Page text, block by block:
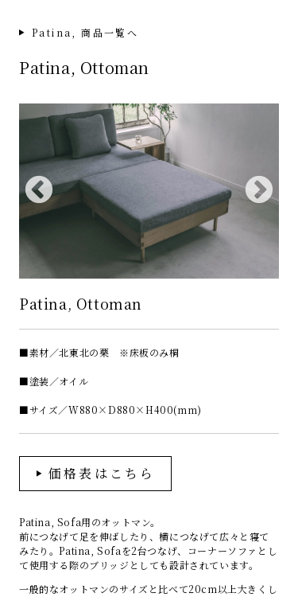
Patina, 商品一覧へ
Patina, Ottoman
Patina, Ottoman
■素材／北東北の栗 ※床板のみ桐
■塗装／オイル
■サイズ／W880×D880×H400(mm)
価格表はこちら
Patina, Sofa用のオットマン。
前につなげて足を伸ばしたり、横につなげて広々と寝て
みたり。Patina, Sofaを2台つなげ、コーナーソファとし
て使用する際のブリッジとしても設計されています。
一般的なオットマンのサイズと比べて20cm以上大きくし